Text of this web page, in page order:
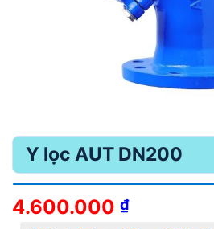
Y lọc AUT DN200
4.600.000 ₫